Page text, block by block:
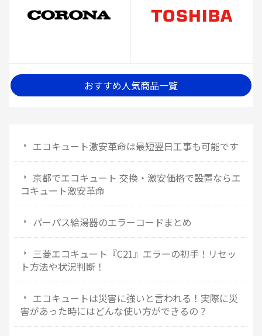
おすすめ人気商品一覧
エコキュート激安革命は最短翌日工事も可能です
京都でエコキュート 交換・激安価格で設置ならエ
コキュート激安革命
パーパス給湯器のエラーコードまとめ
三菱エコキュート『C21』エラーの初手！リセッ
ト方法や状況判断！
エコキュートは災害に強いと言われる！実際に災
害があった時にはどんな使い方ができるの？